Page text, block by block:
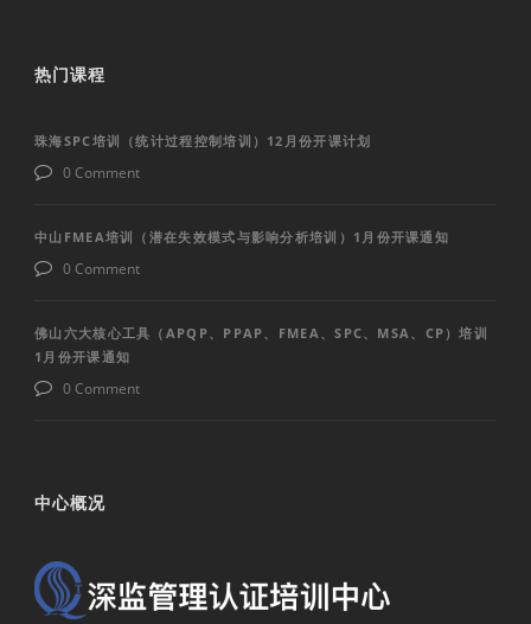
热门课程
珠海SPC培训（统计过程控制培训）12月份开课计划
0 Comment
中山FMEA培训（潜在失效模式与影响分析培训）1月份开课通知
0 Comment
佛山六大核心工具（APQP、PPAP、FMEA、SPC、MSA、CP）培训
1月份开课通知
0 Comment
中心概况